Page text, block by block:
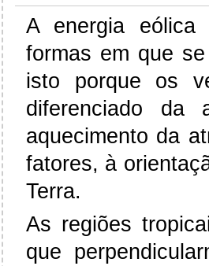
A energia eólica
formas em que
isto porque os
diferenciado da
aquecimento da
fatores, à
Terra.
As regiões
que